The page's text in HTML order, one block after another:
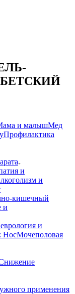
и малышМед
Профилактика
и
и
кишечный
и
и
НосМочеполовая
применения